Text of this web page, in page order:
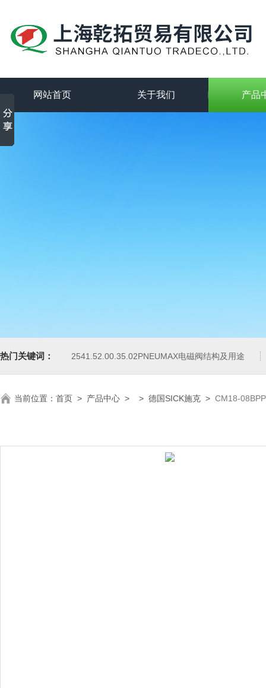
网站首页 关于我们 产品
热门关键词： 2541.52.00.35.02PNEUMAX电磁阀结构及用途
当前位置： 首页 > 产品中心 > > 德国SICK施克 > CM18-